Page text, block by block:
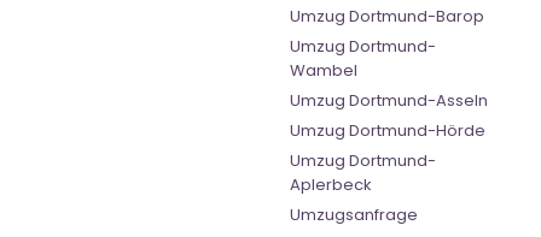
Umzug Dortmund-Barop
Umzug Dortmund-
Wambel
Umzug Dortmund-Asseln
Umzug Dortmund-Hörde
Umzug Dortmund-
Aplerbeck
Umzugsanfrage